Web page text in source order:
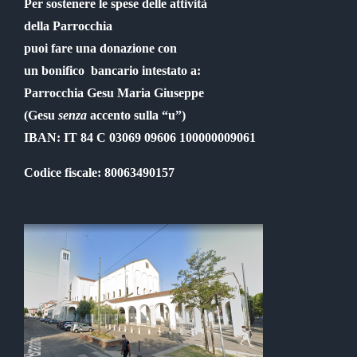
Per sostenere le spese delle attività
della Parrocchia
puoi fare una donazione con
un bonifico bancario intestato a:
Parrocchia Gesu Maria Giuseppe
(Gesu senza accento sulla “u”)
IBAN: IT 84 C 03069 09606 100000009061
Codice fiscale: 80063490157